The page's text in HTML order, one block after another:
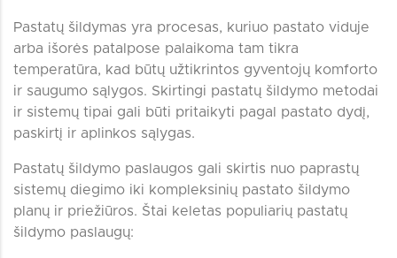
Pastatų šildymas yra procesas, kuriuo pastato viduje
arba išorės patalpose palaikoma tam tikra
temperatūra, kad būtų užtikrintos gyventojų komforto
ir saugumo sąlygos. Skirtingi pastatų šildymo metodai
ir sistemų tipai gali būti pritaikyti pagal pastato dydį,
paskirtį ir aplinkos sąlygas.
Pastatų šildymo paslaugos gali skirtis nuo paprastų
sistemų diegimo iki kompleksinių pastato šildymo
planų ir priežiūros. Štai keletas populiarių pastatų
šildymo paslaugų: